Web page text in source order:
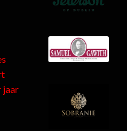
jaar